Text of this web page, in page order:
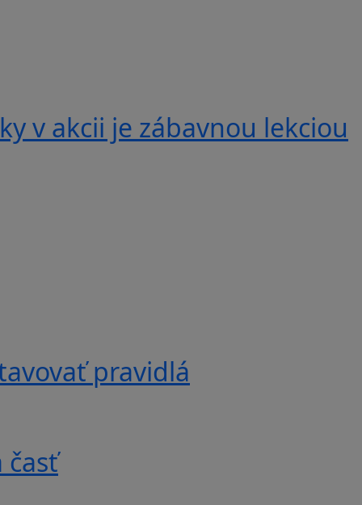
v akcii je zábavnou lekciou
pravidlá
časť